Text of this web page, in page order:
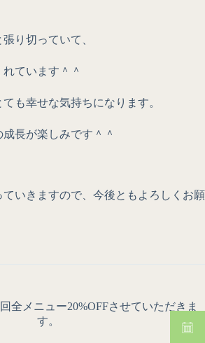
り切っていて、
ています＾＾
も幸せな気持ちになります。
長が楽しみです＾＾
いきますので、今後ともよろしくお願
全メニュー20%OFFさせていただきま
す。